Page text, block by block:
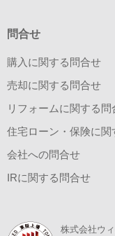
問合せ
購入に関する問合せ
売却に関する問合せ
リフォームに関する問
住宅ローン・保険に関
会社への問合せ
IRに関する問合せ
株式会社ウ